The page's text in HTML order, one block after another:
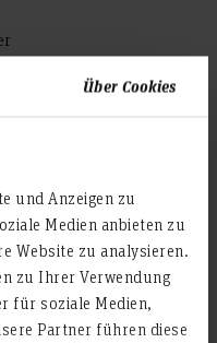
Über Cookies
und Anzeigen zu
Medien anbieten zu
Website zu analysieren.
zu Ihrer Verwendung
für soziale Medien,
Partner führen diese
© Moritz Hug
© Moritz Hug
© Moritz Hug